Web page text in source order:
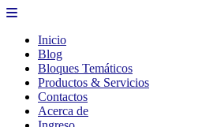
Inicio
Blog
Bloques Temáticos
Productos & Servicios
Contactos
Acerca de